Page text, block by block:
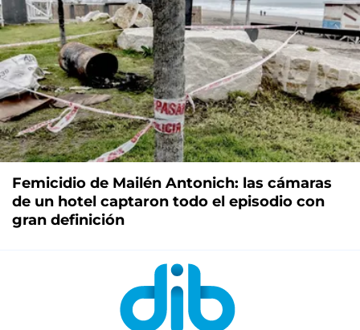
Femicidio de Mailén Antonich: las cámaras
de un hotel captaron todo el episodio con
gran definición